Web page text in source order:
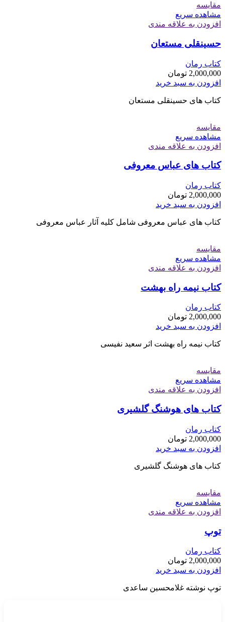
مقایسه
مشاهده سریع
افزودن به علاقه مندی
حسینقلی مستعان
کتاب رمان
2,000,000 تومان
افزودن به سبد خرید
کتاب های حسینقلی مستعان
مقایسه
مشاهده سریع
افزودن به علاقه مندی
کتاب های عباس معروفی
کتاب رمان
2,000,000 تومان
افزودن به سبد خرید
کتاب های عباس معروفی شامل کلیه آثار عباس معروفی
مقایسه
مشاهده سریع
افزودن به علاقه مندی
کتاب نیمه راه بهشت
کتاب رمان
2,000,000 تومان
افزودن به سبد خرید
کتاب نیمه راه بهشت اثر سعید نفیسی
مقایسه
مشاهده سریع
افزودن به علاقه مندی
کتاب های هوشنگ گلشیری
کتاب رمان
2,000,000 تومان
افزودن به سبد خرید
کتاب های هوشنگ گلشیری
مقایسه
مشاهده سریع
افزودن به علاقه مندی
توپ
کتاب رمان
2,000,000 تومان
افزودن به سبد خرید
توپ نوشته غلامحسین ساعدی